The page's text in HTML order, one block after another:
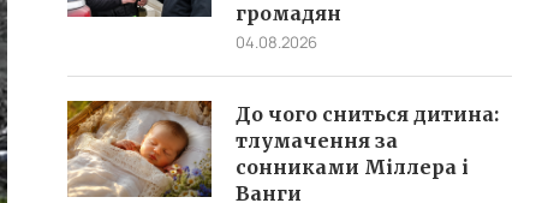
громадян
04.08.2026
До чого сниться дитина:
тлумачення за
сонниками Міллера і
Ванги